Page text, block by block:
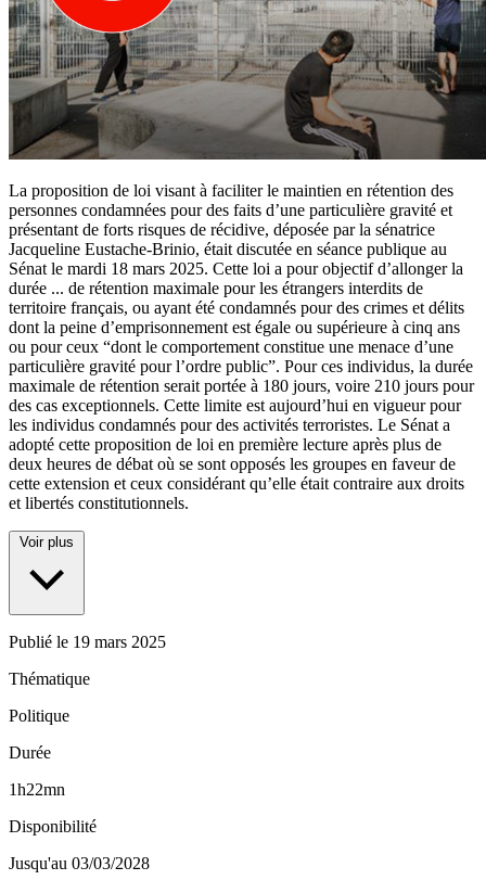
La proposition de loi visant à faciliter le maintien en rétention des
personnes condamnées pour des faits d’une particulière gravité et
présentant de forts risques de récidive, déposée par la sénatrice
Jacqueline Eustache-Brinio, était discutée en séance publique au
Sénat le mardi 18 mars 2025. Cette loi a pour objectif d’allonger la
durée ... de rétention maximale pour les étrangers interdits de
territoire français, ou ayant été condamnés pour des crimes et délits
dont la peine d’emprisonnement est égale ou supérieure à cinq ans
ou pour ceux “dont le comportement constitue une menace d’une
particulière gravité pour l’ordre public”. Pour ces individus, la durée
maximale de rétention serait portée à 180 jours, voire 210 jours pour
des cas exceptionnels. Cette limite est aujourd’hui en vigueur pour
les individus condamnés pour des activités terroristes. Le Sénat a
adopté cette proposition de loi en première lecture après plus de
deux heures de débat où se sont opposés les groupes en faveur de
cette extension et ceux considérant qu’elle était contraire aux droits
et libertés constitutionnels.
Voir plus
Publié le 19 mars 2025
Thématique
Politique
Durée
1h22mn
Disponibilité
Jusqu'au 03/03/2028